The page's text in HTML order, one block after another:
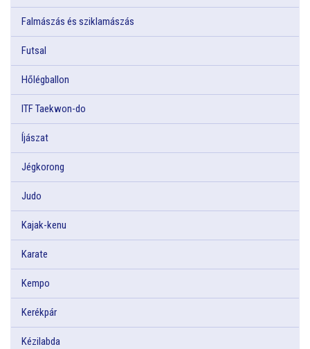
Falmászás és sziklamászás
Futsal
Hőlégballon
ITF Taekwon-do
Íjászat
Jégkorong
Judo
Kajak-kenu
Karate
Kempo
Kerékpár
Kézilabda